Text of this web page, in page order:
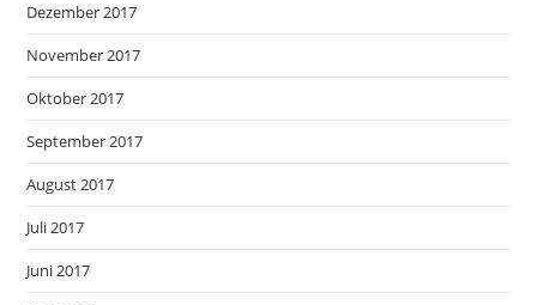
Dezember 2017
November 2017
Oktober 2017
September 2017
August 2017
Juli 2017
Juni 2017